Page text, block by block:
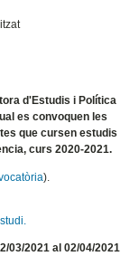
d'Estudis i Política
es convoquen les
que cursen estudis
curs 2020-2021.
).
03/2021 al 02/04/2021